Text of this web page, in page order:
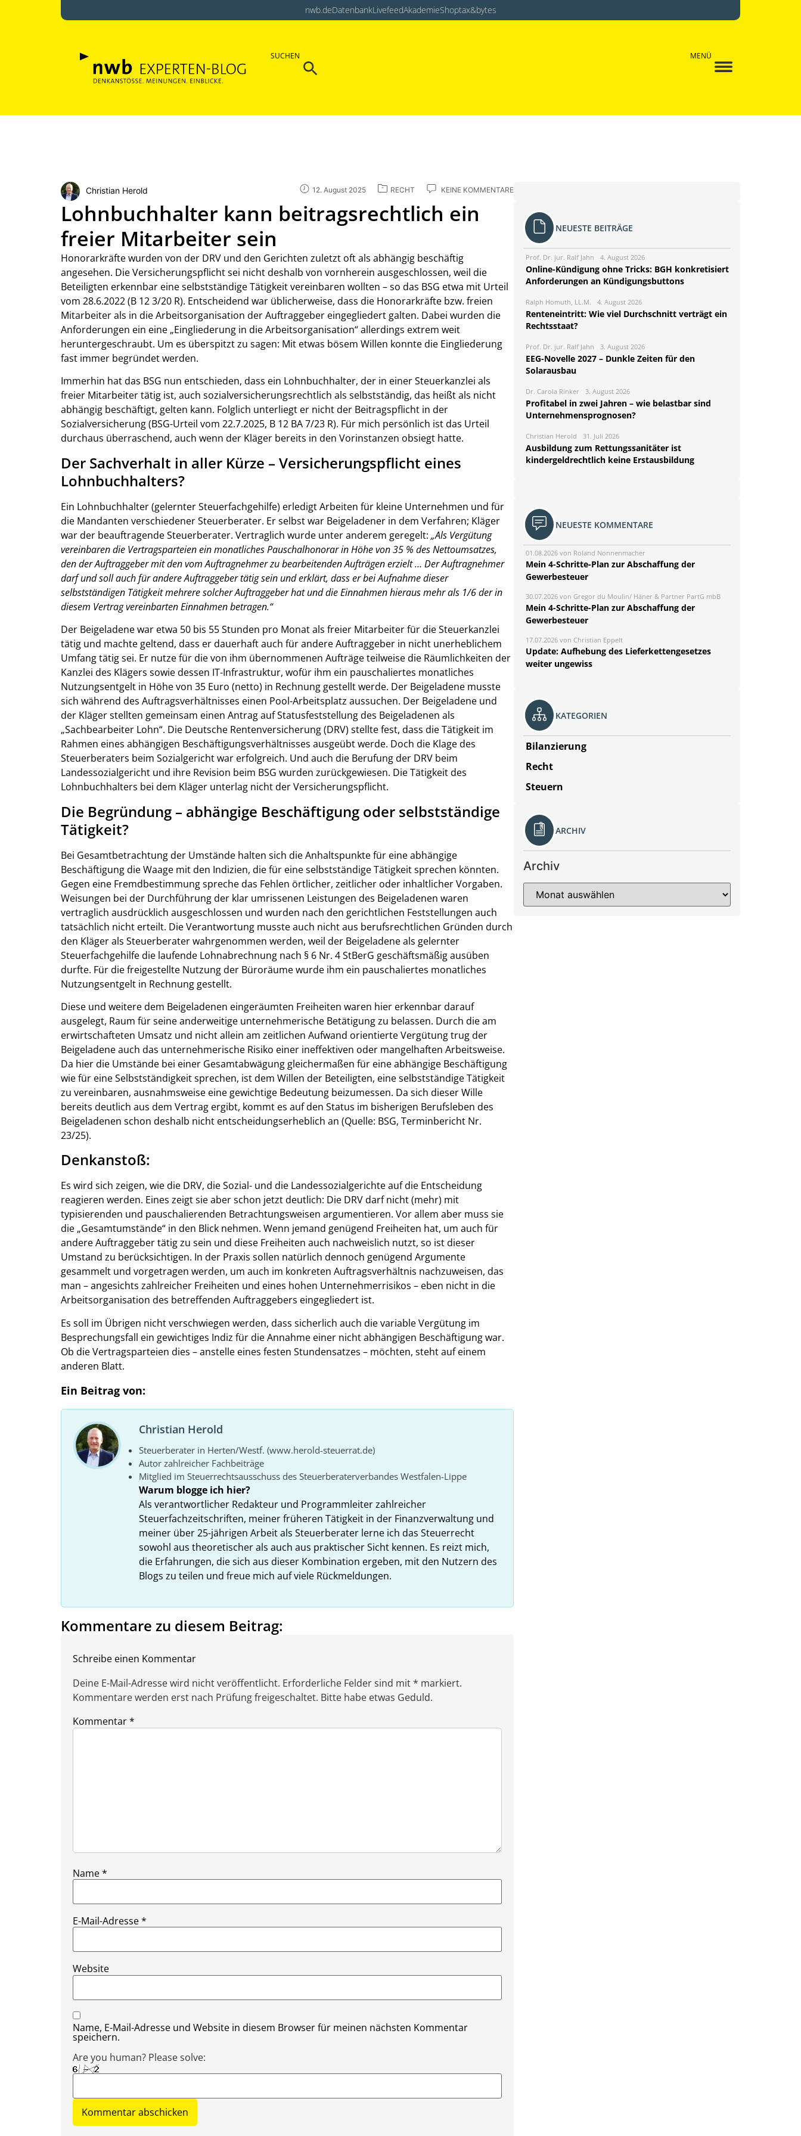
nwb.deDatenbankLivefeedAkademieShoptax&bytes
SUCHEN
Search
MENÜ
Christian Herold 12. August 2025 RECHT KEINE KOMMENTARE
Lohnbuchhalter kann beitragsrechtlich ein
freier Mitarbeiter sein
Honorarkräfte wurden von der DRV und den Gerichten zuletzt oft als abhängig beschäftig
angesehen. Die Versicherungspflicht sei nicht deshalb von vornherein ausgeschlossen, weil die
Beteiligten erkennbar eine selbstständige Tätigkeit vereinbaren wollten – so das BSG etwa mit Urteil
vom 28.6.2022 (B 12 3/20 R). Entscheidend war üblicherweise, dass die Honorarkräfte bzw. freien
Mitarbeiter als in die Arbeitsorganisation der Auftraggeber eingegliedert galten. Dabei wurden die
Anforderungen ein eine „Eingliederung in die Arbeitsorganisation“ allerdings extrem weit
heruntergeschraubt. Um es überspitzt zu sagen: Mit etwas bösem Willen konnte die Eingliederung
fast immer begründet werden.
Immerhin hat das BSG nun entschieden, dass ein Lohnbuchhalter, der in einer Steuerkanzlei als
freier Mitarbeiter tätig ist, auch sozialversicherungsrechtlich als selbstständig, das heißt als nicht
abhängig beschäftigt, gelten kann. Folglich unterliegt er nicht der Beitragspflicht in der
Sozialversicherung (BSG-Urteil vom 22.7.2025, B 12 BA 7/23 R). Für mich persönlich ist das Urteil
durchaus überraschend, auch wenn der Kläger bereits in den Vorinstanzen obsiegt hatte.
Der Sachverhalt in aller Kürze – Versicherungspflicht eines
Lohnbuchhalters?
Ein Lohnbuchhalter (gelernter Steuerfachgehilfe) erledigt Arbeiten für kleine Unternehmen und für
die Mandanten verschiedener Steuerberater. Er selbst war Beigeladener in dem Verfahren; Kläger
war der beauftragende Steuerberater. Vertraglich wurde unter anderem geregelt: „Als Vergütung
vereinbaren die Vertragsparteien ein monatliches Pauschalhonorar in Höhe von 35 % des Nettoumsatzes,
den der Auftraggeber mit den vom Auftragnehmer zu bearbeitenden Aufträgen erzielt … Der Auftragnehmer
darf und soll auch für andere Auftraggeber tätig sein und erklärt, dass er bei Aufnahme dieser
selbstständigen Tätigkeit mehrere solcher Auftraggeber hat und die Einnahmen hieraus mehr als 1/6 der in
diesem Vertrag vereinbarten Einnahmen betragen.“
Der Beigeladene war etwa 50 bis 55 Stunden pro Monat als freier Mitarbeiter für die Steuerkanzlei
tätig und machte geltend, dass er dauerhaft auch für andere Auftraggeber in nicht unerheblichem
Umfang tätig sei. Er nutze für die von ihm übernommenen Aufträge teilweise die Räumlichkeiten der
Kanzlei des Klägers sowie dessen IT-Infrastruktur, wofür ihm ein pauschaliertes monatliches
Nutzungsentgelt in Höhe von 35 Euro (netto) in Rechnung gestellt werde. Der Beigeladene musste
sich während des Auftragsverhältnisses einen Pool-Arbeitsplatz aussuchen. Der Beigeladene und
der Kläger stellten gemeinsam einen Antrag auf Statusfeststellung des Beigeladenen als
„Sachbearbeiter Lohn“. Die Deutsche Rentenversicherung (DRV) stellte fest, dass die Tätigkeit im
Rahmen eines abhängigen Beschäftigungsverhältnisses ausgeübt werde. Doch die Klage des
Steuerberaters beim Sozialgericht war erfolgreich. Und auch die Berufung der DRV beim
Landessozialgericht und ihre Revision beim BSG wurden zurückgewiesen. Die Tätigkeit des
Lohnbuchhalters bei dem Kläger unterlag nicht der Versicherungspflicht.
Die Begründung – abhängige Beschäftigung oder selbstständige
Tätigkeit?
Bei Gesamtbetrachtung der Umstände halten sich die Anhaltspunkte für eine abhängige
Beschäftigung die Waage mit den Indizien, die für eine selbstständige Tätigkeit sprechen könnten.
Gegen eine Fremdbestimmung spreche das Fehlen örtlicher, zeitlicher oder inhaltlicher Vorgaben.
Weisungen bei der Durchführung der klar umrissenen Leistungen des Beigeladenen waren
vertraglich ausdrücklich ausgeschlossen und wurden nach den gerichtlichen Feststellungen auch
tatsächlich nicht erteilt. Die Verantwortung musste auch nicht aus berufsrechtlichen Gründen durch
den Kläger als Steuerberater wahrgenommen werden, weil der Beigeladene als gelernter
Steuerfachgehilfe die laufende Lohnabrechnung nach § 6 Nr. 4 StBerG geschäftsmäßig ausüben
durfte. Für die freigestellte Nutzung der Büroräume wurde ihm ein pauschaliertes monatliches
Nutzungsentgelt in Rechnung gestellt.
Diese und weitere dem Beigeladenen eingeräumten Freiheiten waren hier erkennbar darauf
ausgelegt, Raum für seine anderweitige unternehmerische Betätigung zu belassen. Durch die am
erwirtschafteten Umsatz und nicht allein am zeitlichen Aufwand orientierte Vergütung trug der
Beigeladene auch das unternehmerische Risiko einer ineffektiven oder mangelhaften Arbeitsweise.
Da hier die Umstände bei einer Gesamtabwägung gleichermaßen für eine abhängige Beschäftigung
wie für eine Selbstständigkeit sprechen, ist dem Willen der Beteiligten, eine selbstständige Tätigkeit
zu vereinbaren, ausnahmsweise eine gewichtige Bedeutung beizumessen. Da sich dieser Wille
bereits deutlich aus dem Vertrag ergibt, kommt es auf den Status im bisherigen Berufsleben des
Beigeladenen schon deshalb nicht entscheidungserheblich an (Quelle: BSG, Terminbericht Nr.
23/25).
Denkanstoß:
Es wird sich zeigen, wie die DRV, die Sozial- und die Landessozialgerichte auf die Entscheidung
reagieren werden. Eines zeigt sie aber schon jetzt deutlich: Die DRV darf nicht (mehr) mit
typisierenden und pauschalierenden Betrachtungsweisen argumentieren. Vor allem aber muss sie
die „Gesamtumstände“ in den Blick nehmen. Wenn jemand genügend Freiheiten hat, um auch für
andere Auftraggeber tätig zu sein und diese Freiheiten auch nachweislich nutzt, so ist dieser
Umstand zu berücksichtigen. In der Praxis sollen natürlich dennoch genügend Argumente
gesammelt und vorgetragen werden, um auch im konkreten Auftragsverhältnis nachzuweisen, das
man – angesichts zahlreicher Freiheiten und eines hohen Unternehmerrisikos – eben nicht in die
Arbeitsorganisation des betreffenden Auftraggebers eingegliedert ist.
Es soll im Übrigen nicht verschwiegen werden, dass sicherlich auch die variable Vergütung im
Besprechungsfall ein gewichtiges Indiz für die Annahme einer nicht abhängigen Beschäftigung war.
Ob die Vertragsparteien dies – anstelle eines festen Stundensatzes – möchten, steht auf einem
anderen Blatt.
Ein Beitrag von:
Christian Herold
Steuerberater in Herten/Westf. (www.herold-steuerrat.de)
Autor zahlreicher Fachbeiträge
Mitglied im Steuerrechtsausschuss des Steuerberaterverbandes Westfalen-Lippe
Warum blogge ich hier?
Als verantwortlicher Redakteur und Programmleiter zahlreicher
Steuerfachzeitschriften, meiner früheren Tätigkeit in der Finanzverwaltung und
meiner über 25-jährigen Arbeit als Steuerberater lerne ich das Steuerrecht
sowohl aus theoretischer als auch aus praktischer Sicht kennen. Es reizt mich,
die Erfahrungen, die sich aus dieser Kombination ergeben, mit den Nutzern des
Blogs zu teilen und freue mich auf viele Rückmeldungen.
Kommentare zu diesem Beitrag:
Schreibe einen Kommentar
Deine E-Mail-Adresse wird nicht veröffentlicht. Erforderliche Felder sind mit * markiert.
Kommentare werden erst nach Prüfung freigeschaltet. Bitte habe etwas Geduld.
Kommentar*
Name*
E-Mail-Adresse*
Website
Name, E-Mail-Adresse und Website in diesem Browser für meinen nächsten Kommentar
speichern.
Are you human? Please solve:
NEUESTE BEITRÄGE
Prof. Dr. jur. Ralf Jahn 4. August 2026
Online-Kündigung ohne Tricks: BGH konkretisiert
Anforderungen an Kündigungsbuttons
Ralph Homuth, LL.M. 4. August 2026
Renteneintritt: Wie viel Durchschnitt verträgt ein
Rechtsstaat?
Prof. Dr. jur. Ralf Jahn 3. August 2026
EEG-Novelle 2027 – Dunkle Zeiten für den
Solarausbau
Dr. Carola Rinker 3. August 2026
Profitabel in zwei Jahren – wie belastbar sind
Unternehmensprognosen?
Christian Herold 31. Juli 2026
Ausbildung zum Rettungssanitäter ist
kindergeldrechtlich keine Erstausbildung
NEUESTE KOMMENTARE
01.08.2026 von Roland Nonnenmacher
Mein 4-Schritte-Plan zur Abschaffung der
Gewerbesteuer
30.07.2026 von Gregor du Moulin/ Häner & Partner PartG mbB
Mein 4-Schritte-Plan zur Abschaffung der
Gewerbesteuer
17.07.2026 von Christian Eppelt
Update: Aufhebung des Lieferkettengesetzes
weiter ungewiss
KATEGORIEN
Bilanzierung
Recht
Steuern
ARCHIV
Archiv